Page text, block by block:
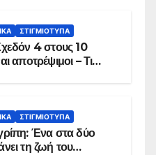
ΣΤΙΓΜΙΌΤΥΠΑ
4 στους 10
αποτρέψιμοι – Τι
ΣΤΙΓΜΙΌΤΥΠΑ
Ένα στα δύο
τη ζωή του